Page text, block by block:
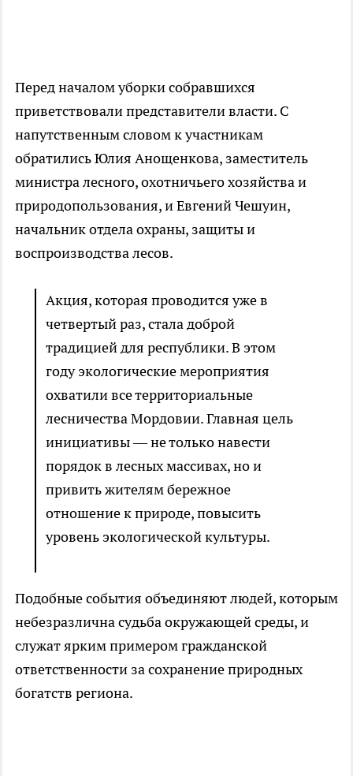
Перед началом уборки собравшихся
приветствовали представители власти. С
напутственным словом к участникам
обратились Юлия Анощенкова, заместитель
министра лесного, охотничьего хозяйства и
природопользования, и Евгений Чешуин,
начальник отдела охраны, защиты и
воспроизводства лесов.
Акция, которая проводится уже в
четвертый раз, стала доброй
традицией для республики. В этом
году экологические мероприятия
охватили все территориальные
лесничества Мордовии. Главная цель
инициативы — не только навести
порядок в лесных массивах, но и
привить жителям бережное
отношение к природе, повысить
уровень экологической культуры.
Подобные события объединяют людей, которым
небезразлична судьба окружающей среды, и
служат ярким примером гражданской
ответственности за сохранение природных
богатств региона.